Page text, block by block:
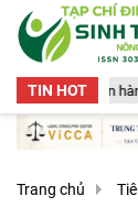
TIN HOT
hóa qua biên giới
Trang chủ